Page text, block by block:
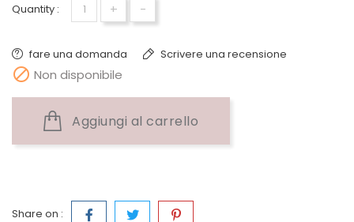
Quantity : + -
fare una domanda Scrivere una recensione
 Non disponibile
Aggiungi al carrello
Share on :